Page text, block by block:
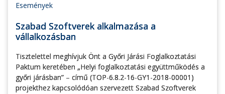
Események
Szabad Szoftverek alkalmazása a
vállalkozásban
Tisztelettel meghívjuk Önt a Győri Járási Foglalkoztatási
Paktum keretében „Helyi foglalkoztatási együttműködés a
győri járásban” – című (TOP-6.8.2-16-GY1-2018-00001)
projekthez kapcsolódóan szervezett Szabad Szoftverek